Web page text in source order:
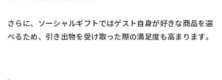
さらに、ソーシャルギフトではゲスト自身が好きな商品を選
べるため、引き出物を受け取った際の満足度も高まります。